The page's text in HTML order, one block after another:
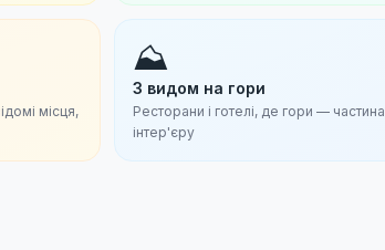
місця,
⛰
З видом на гори
Ресторани і готелі, де гори — частина
інтер'єру